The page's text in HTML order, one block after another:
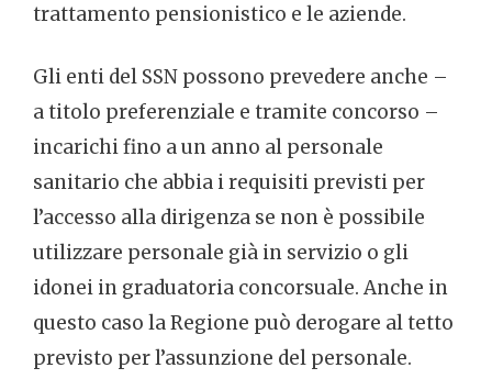
trattamento pensionistico e le aziende.
Gli enti del SSN possono prevedere anche –
a titolo preferenziale e tramite concorso –
incarichi fino a un anno al personale
sanitario che abbia i requisiti previsti per
l’accesso alla dirigenza se non è possibile
utilizzare personale già in servizio o gli
idonei in graduatoria concorsuale. Anche in
questo caso la Regione può derogare al tetto
previsto per l’assunzione del personale.